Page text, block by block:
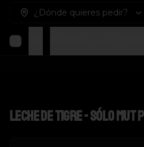
¿Dónde quieres pedir?
Postres
Leche de Tigre - sólo MUT